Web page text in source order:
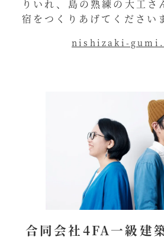
りいれ、島の熟練の大工さ
宿をつくりあげてください
nishizaki-
合同会社4FA一級建